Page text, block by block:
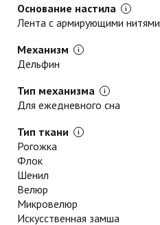
Основание настила
Лента с армирующими нитями
Механизм
Дельфин
Тип механизма
Для ежедневного сна
Тип ткани
Рогожка
Флок
Шенил
Велюр
Микровелюр
Искусственная замша